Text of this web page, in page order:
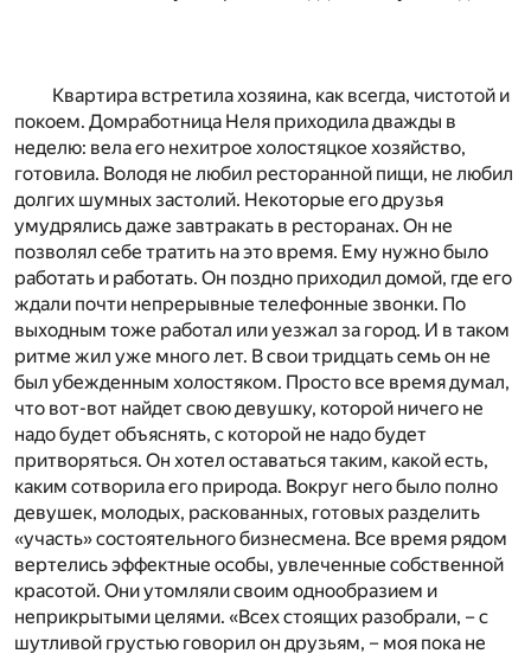
Квартира встретила хозяина, как всегда, чистотой и
покоем. Домработница Неля приходила дважды в
неделю: вела его нехитрое холостяцкое хозяйство,
готовила. Володя не любил ресторанной пищи, не любил
долгих шумных застолий. Некоторые его друзья
умудрялись даже завтракать в ресторанах. Он не
позволял себе тратить на это время. Ему нужно было
работать и работать. Он поздно приходил домой, где его
ждали почти непрерывные телефонные звонки. По
выходным тоже работал или уезжал за город. И в таком
ритме жил уже много лет. В свои тридцать семь он не
был убежденным холостяком. Просто все время думал,
что вот-вот найдет свою девушку, которой ничего не
надо будет объяснять, с которой не надо будет
притворяться. Он хотел оставаться таким, какой есть,
каким сотворила его природа. Вокруг него было полно
девушек, молодых, раскованных, готовых разделить
«участь» состоятельного бизнесмена. Все время рядом
вертелись эффектные особы, увлеченные собственной
красотой. Они утомляли своим однообразием и
неприкрытыми целями. «Всех стоящих разобрали, – с
шутливой грустью говорил он друзьям, – моя пока не